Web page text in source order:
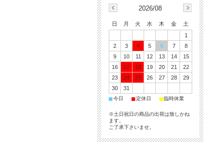
2026/08
日 月 火 水 木 金
土
1
2
3 4 5 6 7
8
9
10 11 12 13 14
15
16
17 18 19 20 21
22
23
24 25 26 27 28
29
30
31
■今日 ■定休日 ■臨時休業
※土日祝日の商品の出荷は致しかね
ます。
ご了承下さいませ。